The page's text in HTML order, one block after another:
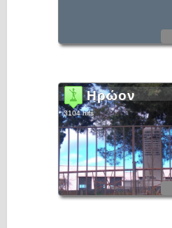
Ηρώον
3104 hits